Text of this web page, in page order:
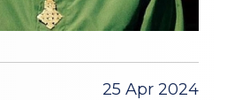
25 Apr 2024